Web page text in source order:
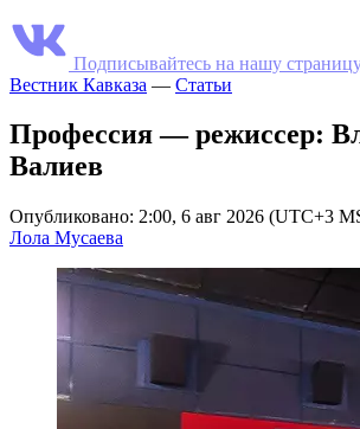
Подписывайтесь на нашу
Вестник Кавказа — Статьи
Профессия — режиссер:
Валиев
Опубликовано: 2:00, 6 авг 2026 (UTC+3
Лола Мусаева